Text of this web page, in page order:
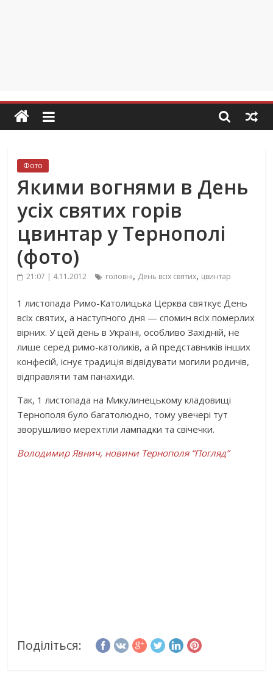
Фото
Якими вогнями в День
усіх святих горів
цвинтар у Тернополі
(фото)
21:07 | 4.11.2012 головні, День всіх святих, цвинтар
1 листопада Римо-Католицька Церква святкує День
всіх святих, а наступного дня — спомин всіх померлих
вірних. У цей день в Україні, особливо Західній, не
лише серед римо-католиків, а й представників інших
конфесій, існує традиція відвідувати могили родичів,
відправляти там панахиди.
Так, 1 листопада на Микулинецькому кладовищі
Тернополя було багатолюдно, тому увечері тут
зворушливо мерехтіли лампадки та свічечки.
Володимир Явнич, новини Тернополя “Погляд”
Поділіться: